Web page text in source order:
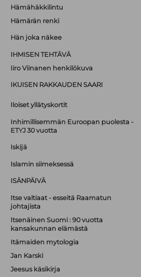
Hämähäkkilintu
Hämärän renki
Hän joka näkee
IHMISEN TEHTÄVÄ
Iiro Viinanen henkilökuva
IKUISEN RAKKAUDEN SAARI
Iloiset yllätyskortit
Inhimillisemmän Euroopan puolesta -
ETYJ 30 vuotta
Iskijä
Islamin siimeksessä
ISÄNPÄIVÄ
Itse valtiaat - esseitä Raamatun
johtajista
Itsenäinen Suomi : 90 vuotta
kansakunnan elämästä
Itämaiden mytologia
Jan Karski
Jeesus käsikirja